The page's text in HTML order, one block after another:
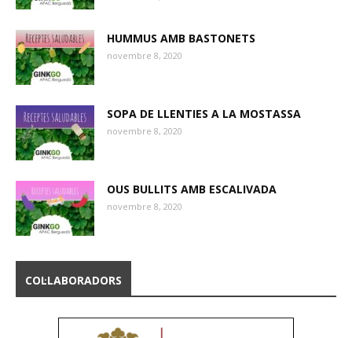
HUMMUS AMB BASTONETS
novembre 8, 2020
SOPA DE LLENTIES A LA MOSTASSA
novembre 8, 2020
OUS BULLITS AMB ESCALIVADA
novembre 8, 2020
COL·LABORADORS